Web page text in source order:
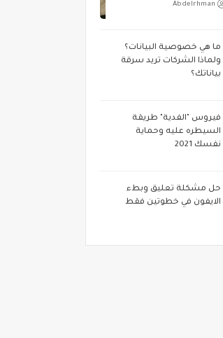
Abdelrhman
ما هي خصوصية البيانات؟
ولماذا الشركات تريد سرقة
بياناتك؟
فيروس "الفدية" طريقة
السيطره عليه وحماية
نفسك 2021
حل مشكلة تعليق وبطء
الايفون في خطوتين فقط